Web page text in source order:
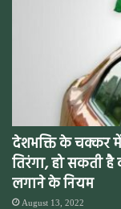
देशभक्ति के चक्कर
तिरंगा, हो सकती
लगाने के नियम
August 13, 2022